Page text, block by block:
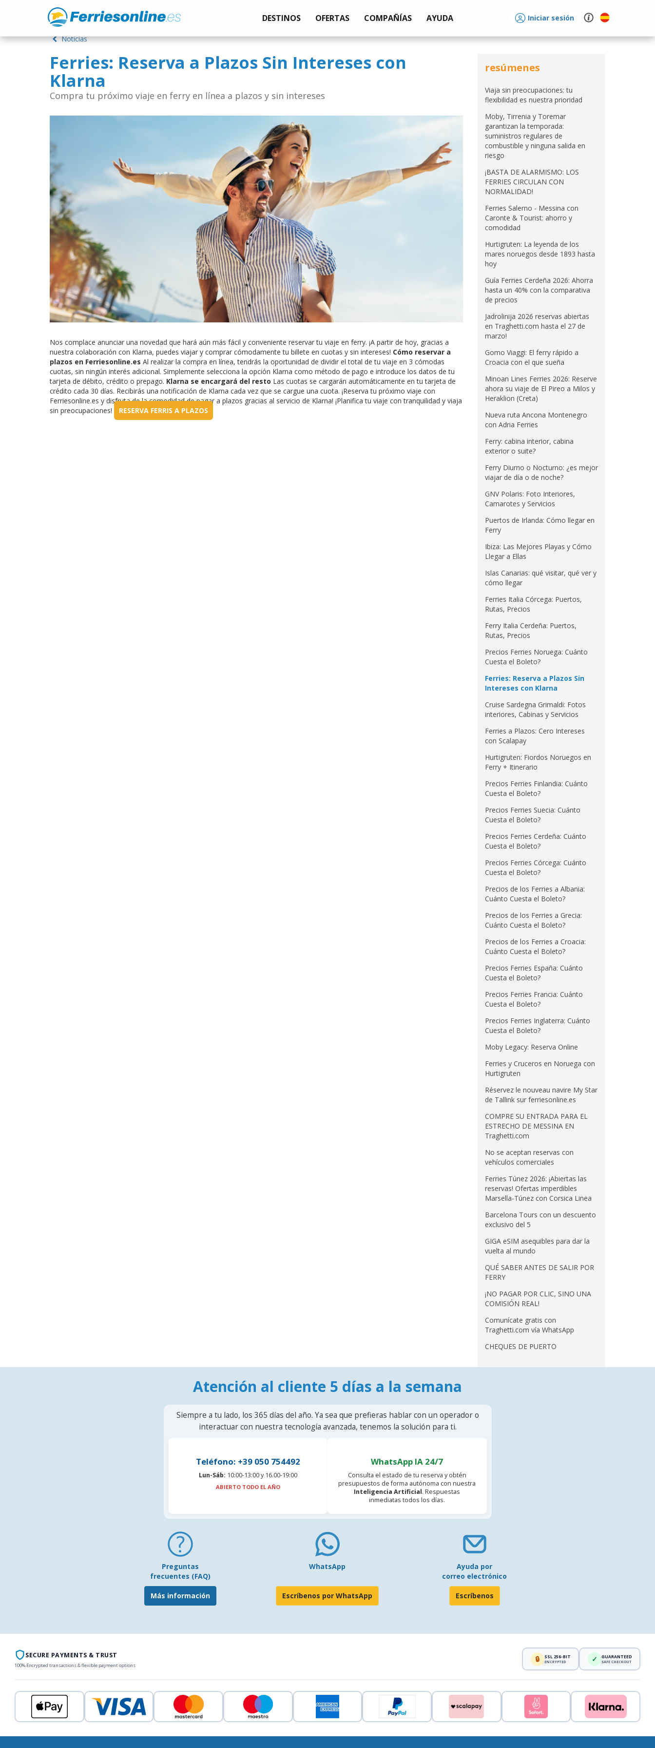
DESTINOS OFERTAS COMPAÑÍAS AYUDA Iniciar sesión
Noticias
resúmenes
Viaja sin preocupaciones: tu
flexibilidad es nuestra prioridad
Moby, Tirrenia y Toremar
garantizan la temporada:
suministros regulares de
combustible y ninguna salida en
riesgo
¡BASTA DE ALARMISMO: LOS
FERRIES CIRCULAN CON
NORMALIDAD!
Ferries Salerno - Messina con
Caronte & Tourist: ahorro y
comodidad
Hurtigruten: La leyenda de los
mares noruegos desde 1893 hasta
hoy
Guía Ferries Cerdeña 2026: Ahorra
hasta un 40% con la comparativa
de precios
Jadrolinija 2026 reservas abiertas
en Traghetti.com hasta el 27 de
marzo!
Gomo Viaggi: El ferry rápido a
Croacia con el que sueña
Minoan Lines Ferries 2026: Reserve
ahora su viaje de El Pireo a Milos y
Heraklion (Creta)
Nueva ruta Ancona Montenegro
con Adria Ferries
Ferry: cabina interior, cabina
exterior o suite?
Ferry Diurno o Nocturno: ¿es mejor
viajar de día o de noche?
GNV Polaris: Foto Interiores,
Camarotes y Servicios
Puertos de Irlanda: Cómo llegar en
Ferry
Ibiza: Las Mejores Playas y Cómo
Llegar a Ellas
Islas Canarias: qué visitar, qué ver y
cómo llegar
Ferries Italia Córcega: Puertos,
Rutas, Precios
Ferry Italia Cerdeña: Puertos,
Rutas, Precios
Precios Ferries Noruega: Cuánto
Cuesta el Boleto?
Ferries: Reserva a Plazos Sin
Intereses con Klarna
Cruise Sardegna Grimaldi: Fotos
interiores, Cabinas y Servicios
Ferries a Plazos: Cero Intereses
con Scalapay
Hurtigruten: Fiordos Noruegos en
Ferry + Itinerario
Precios Ferries Finlandia: Cuánto
Cuesta el Boleto?
Precios Ferries Suecia: Cuánto
Cuesta el Boleto?
Precios Ferries Cerdeña: Cuánto
Cuesta el Boleto?
Precios Ferries Córcega: Cuánto
Cuesta el Boleto?
Precios de los Ferries a Albania:
Cuánto Cuesta el Boleto?
Precios de los Ferries a Grecia:
Cuánto Cuesta el Boleto?
Precios de los Ferries a Croacia:
Cuánto Cuesta el Boleto?
Precios Ferries España: Cuánto
Cuesta el Boleto?
Precios Ferries Francia: Cuánto
Cuesta el Boleto?
Precios Ferries Inglaterra: Cuánto
Cuesta el Boleto?
Moby Legacy: Reserva Online
Ferries y Cruceros en Noruega con
Hurtigruten
Réservez le nouveau navire My Star
de Tallink sur ferriesonline.es
COMPRE SU ENTRADA PARA EL
ESTRECHO DE MESSINA EN
Traghetti.com
No se aceptan reservas con
vehículos comerciales
Ferries Túnez 2026: ¡Abiertas las
reservas! Ofertas imperdibles
Marsella-Túnez con Corsica Linea
Barcelona Tours con un descuento
exclusivo del 5
GIGA eSIM asequibles para dar la
vuelta al mundo
QUÉ SABER ANTES DE SALIR POR
FERRY
¡NO PAGAR POR CLIC, SINO UNA
COMISIÓN REAL!
Comunícate gratis con
Traghetti.com vía WhatsApp
CHEQUES DE PUERTO
Ferries: Reserva a Plazos Sin Intereses con
Klarna
Compra tu próximo viaje en ferry en línea a plazos y sin intereses
Nos complace anunciar una novedad que hará aún más fácil y conveniente reservar tu viaje en ferry. ¡A partir de hoy, gracias a
nuestra colaboración con Klarna, puedes viajar y comprar cómodamente tu billete en cuotas y sin intereses! Cómo reservar a
plazos en Ferriesonline.es Al realizar la compra en línea, tendrás la oportunidad de dividir el total de tu viaje en 3 cómodas
cuotas, sin ningún interés adicional. Simplemente selecciona la opción Klarna como método de pago e introduce los datos de tu
tarjeta de débito, crédito o prepago. Klarna se encargará del resto Las cuotas se cargarán automáticamente en tu tarjeta de
crédito cada 30 días. Recibirás una notificación de Klarna cada vez que se cargue una cuota. ¡Reserva tu próximo viaje con
Ferriesonline.es y disfruta de la comodidad de pagar a plazos gracias al servicio de Klarna! ¡Planifica tu viaje con tranquilidad y viaja
sin preocupaciones!
RESERVA FERRIS A PLAZOS
Atención al cliente 5 días a la semana
Siempre a tu lado, los 365 días del año. Ya sea que prefieras hablar con un operador o
interactuar con nuestra tecnología avanzada, tenemos la solución para ti.
Teléfono: +39 050 754492
Lun-Sáb: 10:00-13:00 y 16.00-19:00
ABIERTO TODO EL AÑO
WhatsApp IA 24/7
Consulta el estado de tu reserva y obtén
presupuestos de forma autónoma con nuestra
Inteligencia Artificial. Respuestas
inmediatas todos los días.
Preguntas
frecuentes (FAQ)
Más información
WhatsApp
Escríbenos por WhatsApp
Ayuda por
correo electrónico
Escríbenos
SECURE PAYMENTS & TRUST
100% Encrypted transactions & flexible payment options
🔒 SSL 256-BIT
ENCRYPTED ✓ GUARANTEED
SAFE CHECKOUT